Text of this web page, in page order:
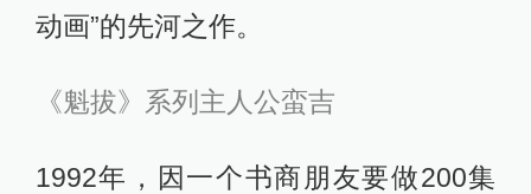
动画”的先河之作。
《魁拔》系列主人公蛮吉
1992年，因一个书商朋友要做200集